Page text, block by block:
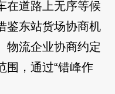
在道路上无序等候
鉴东站货场协商机
物流企业协商约定
围，通过“错峰作